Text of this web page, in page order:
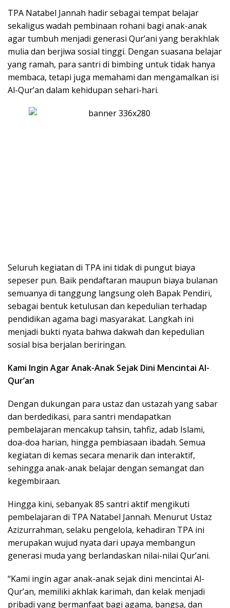
TPA Natabel Jannah hadir sebagai tempat belajar
sekaligus wadah pembinaan rohani bagi anak-anak
agar tumbuh menjadi generasi Qur’ani yang berakhlak
mulia dan berjiwa sosial tinggi. Dengan suasana belajar
yang ramah, para santri di bimbing untuk tidak hanya
membaca, tetapi juga memahami dan mengamalkan isi
Al-Qur’an dalam kehidupan sehari-hari.
Seluruh kegiatan di TPA ini tidak di pungut biaya
sepeser pun. Baik pendaftaran maupun biaya bulanan
semuanya di tanggung langsung oleh Bapak Pendiri,
sebagai bentuk ketulusan dan kepedulian terhadap
pendidikan agama bagi masyarakat. Langkah ini
menjadi bukti nyata bahwa dakwah dan kepedulian
sosial bisa berjalan beriringan.
Kami Ingin Agar Anak-Anak Sejak Dini Mencintai Al-
Qur’an
Dengan dukungan para ustaz dan ustazah yang sabar
dan berdedikasi, para santri mendapatkan
pembelajaran mencakup tahsin, tahfiz, adab Islami,
doa-doa harian, hingga pembiasaan ibadah. Semua
kegiatan di kemas secara menarik dan interaktif,
sehingga anak-anak belajar dengan semangat dan
kegembiraan.
Hingga kini, sebanyak 85 santri aktif mengikuti
pembelajaran di TPA Natabel Jannah. Menurut Ustaz
Azizurrahman, selaku pengelola, kehadiran TPA ini
merupakan wujud nyata dari upaya membangun
generasi muda yang berlandaskan nilai-nilai Qur’ani.
“Kami ingin agar anak-anak sejak dini mencintai Al-
Qur’an, memiliki akhlak karimah, dan kelak menjadi
pribadi yang bermanfaat bagi agama, bangsa, dan